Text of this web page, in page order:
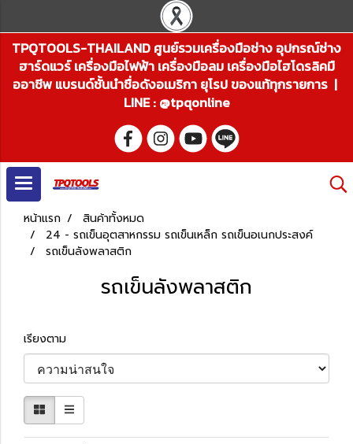
TPQTOOLS-THAILAND ศูนย์รวมเครื่องมือช่าง อุปกรณ์ช่าง
ฮาร์ดแวร์ เครื่องมือไฟฟ้า เครื่องมือลม เครื่องมือไฮโดรลิคมื
ออาชีพ แบรนด์ชั้นนำชื่อดังอเมริกา ยุโรป ของแท้ทุกรายการ |
LINE : @tpqonline
หน้าแรก
สินค้าทั้งหมด
24 - รถเข็นอุตสาหกรรม รถเข็นเหล็ก รถเข็นอเนกประสงค์
รถเข็นลังพลาสติก
รถเข็นลังพลาสติก
เรียงตาม